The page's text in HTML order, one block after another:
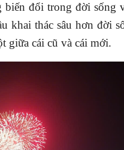
đổi trong đời sống
khai thác sâu hơn đời
giữa cái cũ và cái mới.